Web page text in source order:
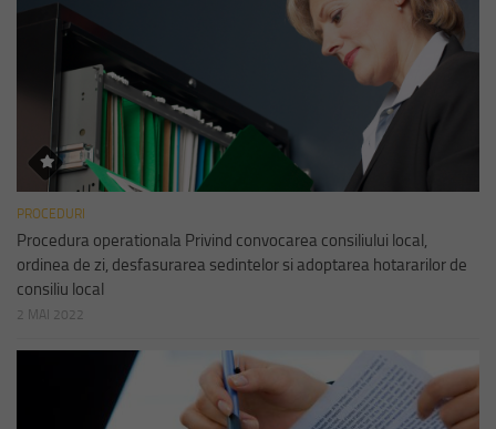
PROCEDURI
Procedura operationala Privind convocarea consiliului local,
ordinea de zi, desfasurarea sedintelor si adoptarea hotararilor de
consiliu local
2 MAI 2022